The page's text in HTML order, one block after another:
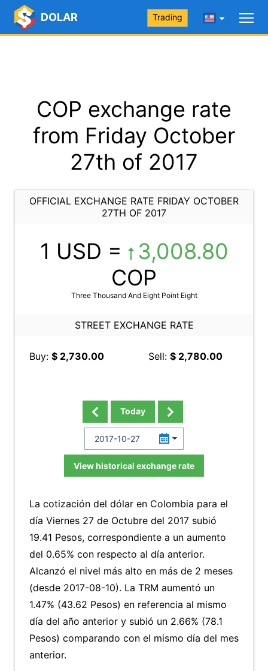
DOLAR Trading
COP exchange rate
from Friday October
27th of 2017
OFFICIAL EXCHANGE RATE FRIDAY OCTOBER
27TH OF 2017
1 USD =
3,008.80
COP
Three Thousand And Eight Point Eight
STREET EXCHANGE RATE
Buy: $ 2,730.00 Sell: $ 2,780.00
Today
View historical exchange rate
La cotización del dólar en Colombia para el
día Viernes 27 de Octubre del 2017 subió
19.41 Pesos, correspondiente a un aumento
del 0.65% con respecto al día anterior.
Alcanzó el nivel más alto en más de 2 meses
(desde 2017-08-10). La TRM aumentó un
1.47% (43.62 Pesos) en referencia al mismo
día del año anterior y subió un 2.66% (78.1
Pesos) comparando con el mismo día del mes
anterior.